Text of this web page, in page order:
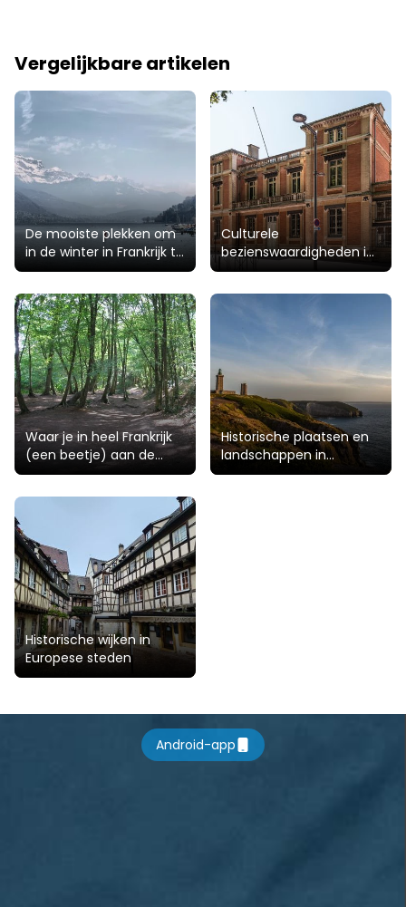
Vergelijkbare artikelen
De mooiste plekken om
in de winter in Frankrijk te
bezoeken
Culturele
bezienswaardigheden in
Toulouse
Waar je in heel Frankrijk
(een beetje) aan de
hitte kunt ontsnappen
Historische plaatsen en
landschappen in
Bretagne
Historische wijken in
Europese steden
Android-app